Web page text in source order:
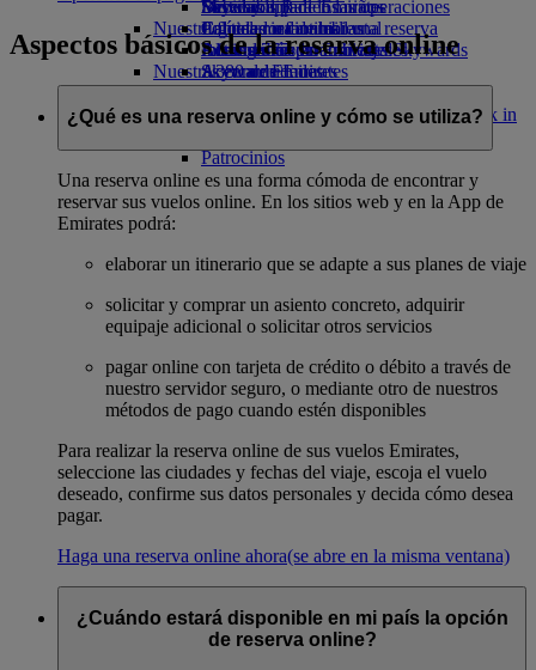
Bebidas
Nuestra flota
Boeing 777
A380 de Emirates
Emirates A350
Emirates Executive
Diversión para los niños
Juguetes infantiles
Actividades para niños
Sostenibilidad en las operaciones
Política medioambiental
Informes medioambientales
Nuestras comunidades
Fundación Emirates AirlineFundación
Emirates Airline Opens an external link in
Patrocinios
Skywards Rail
Calculadora de millas
Inicie sesión en Emirates Skywards
Skywards+
Móvil y app de Emirates
Cancelar o cambiar una reserva
Alteraciones en los viajes
Acerca de Emirates
Aspectos básicos de la reserva online
¿Qué es una reserva online y cómo se utiliza?
Una reserva online es una forma cómoda de encontrar y
reservar sus vuelos online. En los sitios web y en la App de
Emirates podrá:
elaborar un itinerario que se adapte a sus planes de viaje
solicitar y comprar un asiento concreto, adquirir
equipaje adicional o solicitar otros servicios
pagar online con tarjeta de crédito o débito a través de
nuestro servidor seguro, o mediante otro de nuestros
métodos de pago cuando estén disponibles
Para realizar la reserva online de sus vuelos Emirates,
seleccione las ciudades y fechas del viaje, escoja el vuelo
deseado, confirme sus datos personales y decida cómo desea
pagar.
Haga una reserva online ahora(se abre en la misma ventana)
¿Cuándo estará disponible en mi país la opción
de reserva online?